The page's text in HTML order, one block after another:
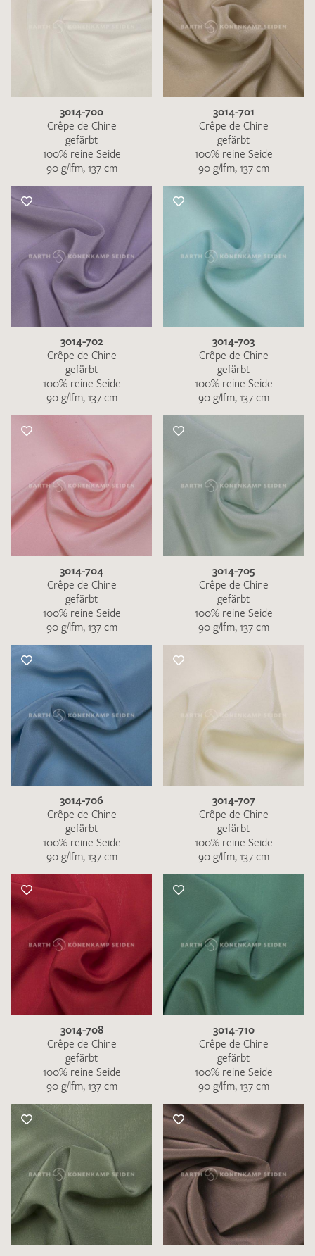
3014-700
Crêpe de Chine
gefärbt
100% reine Seide
90 g/lfm, 137 cm
3014-701
Crêpe de Chine
gefärbt
100% reine Seide
90 g/lfm, 137 cm
3014-702
Crêpe de Chine
gefärbt
100% reine Seide
90 g/lfm, 137 cm
3014-703
Crêpe de Chine
gefärbt
100% reine Seide
90 g/lfm, 137 cm
3014-704
Crêpe de Chine
gefärbt
100% reine Seide
90 g/lfm, 137 cm
3014-705
Crêpe de Chine
gefärbt
100% reine Seide
90 g/lfm, 137 cm
3014-706
Crêpe de Chine
gefärbt
100% reine Seide
90 g/lfm, 137 cm
3014-707
Crêpe de Chine
gefärbt
100% reine Seide
90 g/lfm, 137 cm
3014-708
Crêpe de Chine
gefärbt
100% reine Seide
90 g/lfm, 137 cm
3014-710
Crêpe de Chine
gefärbt
100% reine Seide
90 g/lfm, 137 cm